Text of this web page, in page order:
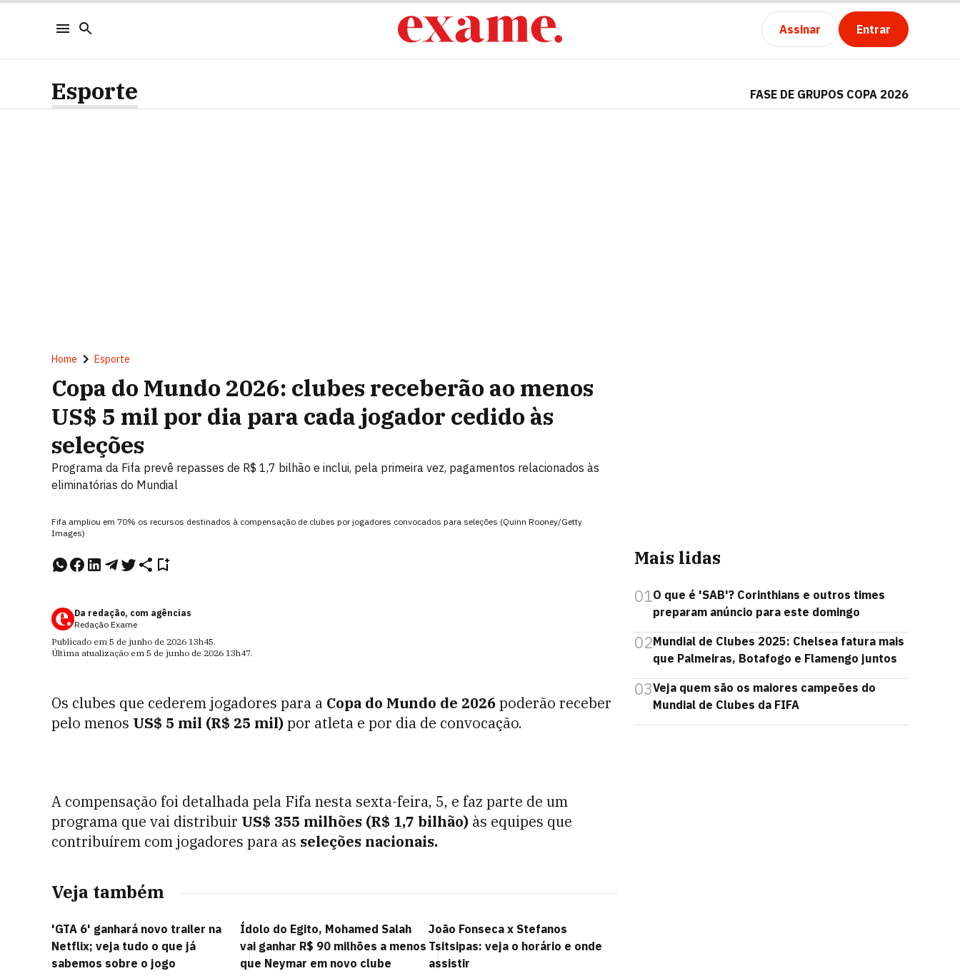
Assinar Entrar
Esporte FASE DE GRUPOS COPA 2026
Home Esporte
Copa do Mundo 2026: clubes receberão ao menos
US$ 5 mil por dia para cada jogador cedido às
seleções
Programa da Fifa prevê repasses de R$ 1,7 bilhão e inclui, pela primeira vez, pagamentos relacionados às
eliminatórias do Mundial
Fifa ampliou em 70% os recursos destinados à compensação de clubes por jogadores convocados para seleções (Quinn Rooney/Getty
Images)
Da redação, com agências
Redação Exame
Publicado em 5 de junho de 2026 13h45.
Última atualização em 5 de junho de 2026 13h47.
Os clubes que cederem jogadores para a Copa do Mundo de 2026poderão receber
pelo menos US$ 5 mil (R$ 25 mil)por atleta e por dia de convocação.
A compensação foi detalhada pela Fifa nesta sexta-feira, 5, e faz parte de um
programa que vai distribuir US$ 355 milhões (R$ 1,7 bilhão) às equipes que
contribuírem com jogadores para as seleções nacionais.
Veja também
'GTA 6' ganhará novo trailer na
Netflix; veja tudo o que já
sabemos sobre o jogo
Ídolo do Egito, Mohamed Salah
vai ganhar R$ 90 milhões a menos
que Neymar em novo clube
João Fonseca x Stefanos
Tsitsipas: veja o horário e onde
assistir
Mais lidas
01O que é 'SAB'? Corinthians e outros times
preparam anúncio para este domingo
02Mundial de Clubes 2025: Chelsea fatura mais
que Palmeiras, Botafogo e Flamengo juntos
03Veja quem são os maiores campeões do
Mundial de Clubes da FIFA